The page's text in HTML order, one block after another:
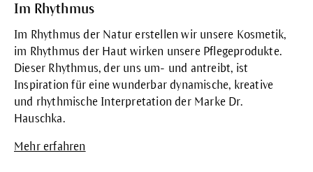
Im Rhythmus
Im Rhythmus der Natur erstellen wir unsere Kosmetik,
im Rhythmus der Haut wirken unsere Pflegeprodukte.
Dieser Rhythmus, der uns um- und antreibt, ist
Inspiration für eine wunderbar dynamische, kreative
und rhythmische Interpretation der Marke Dr.
Hauschka.
Mehr erfahren